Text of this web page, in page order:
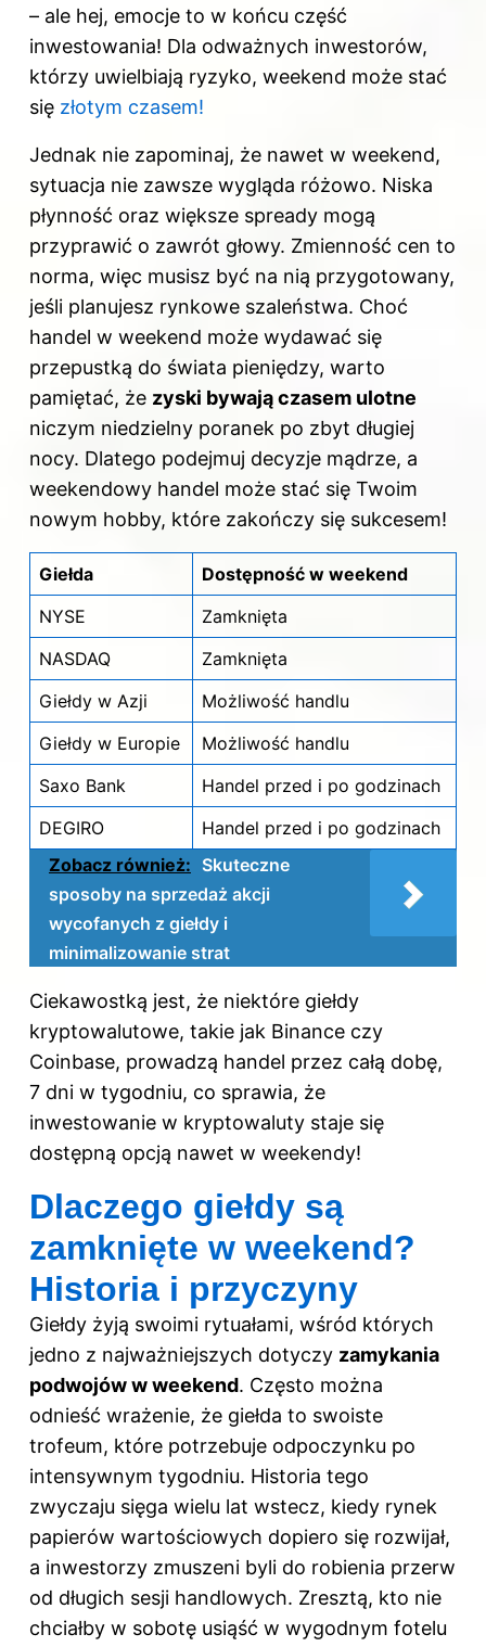
– ale hej, emocje to w końcu część
inwestowania! Dla odważnych inwestorów,
którzy uwielbiają ryzyko, weekend może stać
się złotym czasem!
Jednak nie zapominaj, że nawet w weekend,
sytuacja nie zawsze wygląda różowo. Niska
płynność oraz większe spready mogą
przyprawić o zawrót głowy. Zmienność cen to
norma, więc musisz być na nią przygotowany,
jeśli planujesz rynkowe szaleństwa. Choć
handel w weekend może wydawać się
przepustką do świata pieniędzy, warto
pamiętać, że zyski bywają czasem ulotne
niczym niedzielny poranek po zbyt długiej
nocy. Dlatego podejmuj decyzje mądrze, a
weekendowy handel może stać się Twoim
nowym hobby, które zakończy się sukcesem!
Giełda
Dostępność w weekend
NYSE
Zamknięta
NASDAQ
Zamknięta
Giełdy w Azji
Możliwość handlu
Giełdy w Europie
Możliwość handlu
Saxo Bank
Handel przed i po godzinach
DEGIRO
Handel przed i po godzinach
Zobacz również: Skuteczne
sposoby na sprzedaż akcji
wycofanych z giełdy i
minimalizowanie strat
Ciekawostką jest, że niektóre giełdy
kryptowalutowe, takie jak Binance czy
Coinbase, prowadzą handel przez całą dobę,
7 dni w tygodniu, co sprawia, że
inwestowanie w kryptowaluty staje się
dostępną opcją nawet w weekendy!
Dlaczego giełdy są
zamknięte w weekend?
Historia i przyczyny
Giełdy żyją swoimi rytuałami, wśród których
jedno z najważniejszych dotyczy zamykania
podwojów w weekend. Często można
odnieść wrażenie, że giełda to swoiste
trofeum, które potrzebuje odpoczynku po
intensywnym tygodniu. Historia tego
zwyczaju sięga wielu lat wstecz, kiedy rynek
papierów wartościowych dopiero się rozwijał,
a inwestorzy zmuszeni byli do robienia przerw
od długich sesji handlowych. Zresztą, kto nie
chciałby w sobotę usiąść w wygodnym fotelu